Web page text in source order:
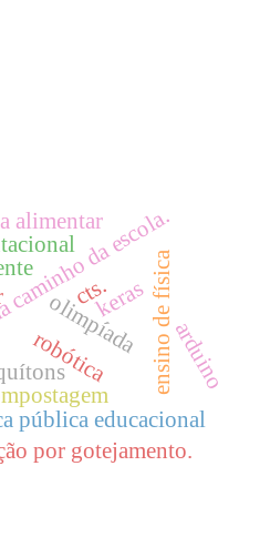
olimpíada
pública educacional
da escola.
robótica
keras
por gotejamento.
cts. ensino de física
alimentar
arduino